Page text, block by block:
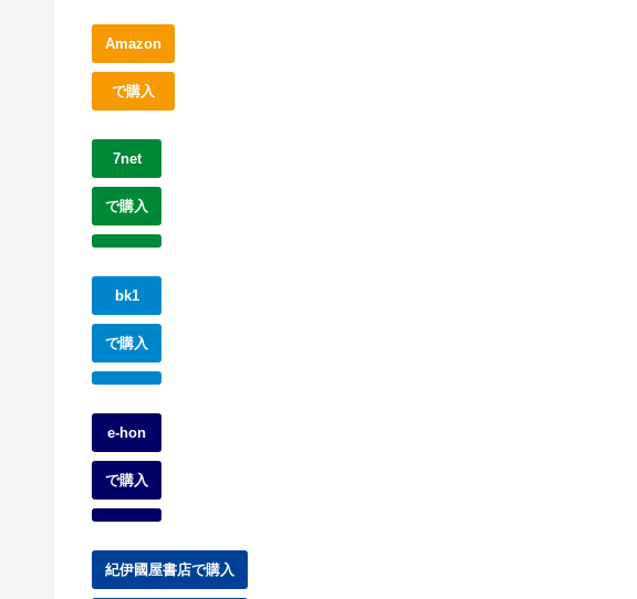
Amazon
で購入
7net
で購入
bk1
で購入
e-hon
で購入
紀伊國屋書店で購入